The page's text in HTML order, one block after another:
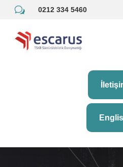
w 0212 334 5460